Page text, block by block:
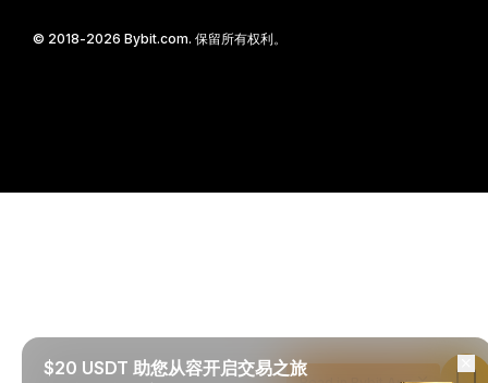
© 2018-2026 Bybit.com. 保留所有权利。
$20 USDT 助您从容开启交易之旅